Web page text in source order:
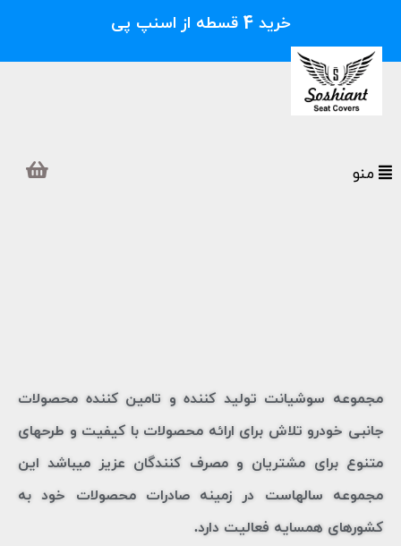
خرید 4 قسطه از اسنپ پی
مجموعه سوشیانت تولید کننده و تامین کننده محصولات
جانبی خودرو تلاش برای ارائه محصولات با کیفیت و طرحهای
متنوع برای مشتریان و مصرف کنندگان عزیز میباشد این
مجموعه سالهاست در زمینه صادرات محصولات خود به
کشورهای همسایه فعالیت دارد.